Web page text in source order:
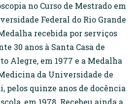
no Curso de Mestrado em
Federal do Rio Grande
recebida por serviços
30 anos à Santa Casa de
Alegre, em 1977 e a Medalha
da Universidade de
pelos quinze anos de docência
em 1978. Recebeu ainda a